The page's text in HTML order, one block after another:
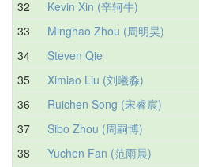
32 Kevin Xin (辛轲牛)
33 Minghao Zhou (周明昊)
34 Steven Qie
35 Ximiao Liu (刘曦淼)
36 Ruichen Song (宋睿宸)
37 Sibo Zhou (周嗣博)
38 Yuchen Fan (范雨晨)